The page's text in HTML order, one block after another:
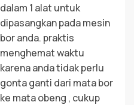
dalam 1 alat untuk
dipasangkan pada mesin
bor anda. praktis
menghemat waktu
karena anda tidak perlu
gonta ganti dari mata bor
ke mata obeng , cukup